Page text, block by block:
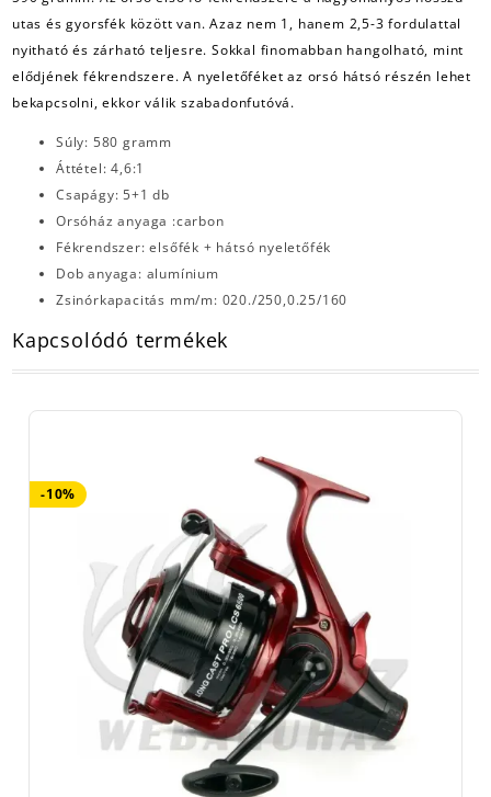
utas és gyorsfék között van. Azaz nem 1, hanem 2,5-3 fordulattal
nyitható és zárható teljesre. Sokkal finomabban hangolható, mint
elődjének fékrendszere. A nyeletőféket az orsó hátsó részén lehet
bekapcsolni, ekkor válik szabadonfutóvá.
Súly: 580 gramm
Áttétel: 4,6:1
Csapágy: 5+1 db
Orsóház anyaga :carbon
Fékrendszer: elsőfék + hátsó nyeletőfék
Dob anyaga: alumínium
Zsinórkapacitás mm/m: 020./250,0.25/160
Kapcsolódó termékek
-10%